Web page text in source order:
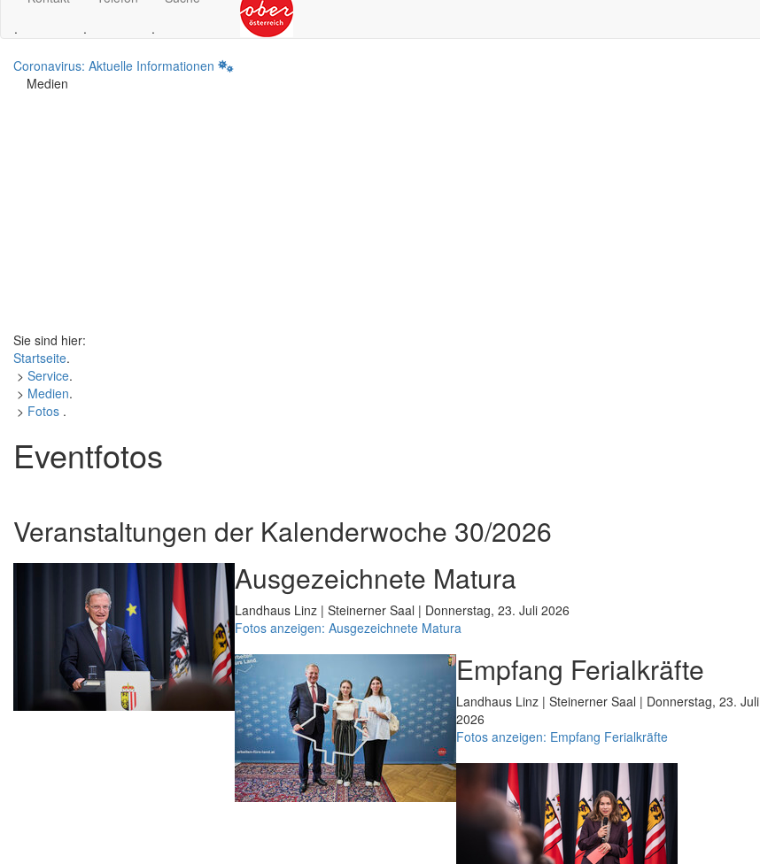
.
.
.
Coronavirus: Aktuelle Informationen
Medien
Sie sind hier:
Startseite.
> Service.
> Medien.
> Fotos .
Eventfotos
Veranstaltungen der Kalenderwoche 30/2026
Ausgezeichnete Matura
Landhaus Linz | Steinerner Saal | Donnerstag, 23. Juli 2026
Fotos anzeigen: Ausgezeichnete Matura
Empfang Ferialkräfte
Landhaus Linz | Steinerner Saal | Donnerstag, 23. Juli
2026
Fotos anzeigen: Empfang Ferialkräfte